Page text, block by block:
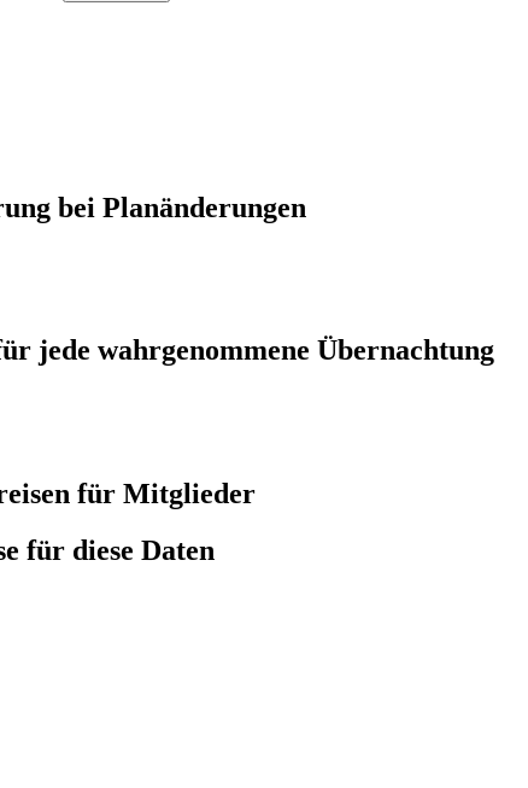
bei Planänderungen
jede wahrgenommene Übernachtung
für Mitglieder
für diese Daten